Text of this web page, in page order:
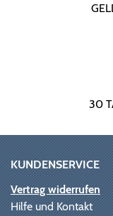
30
KUNDENSERVICE
Vertrag widerrufen
Hilfe und Kontakt